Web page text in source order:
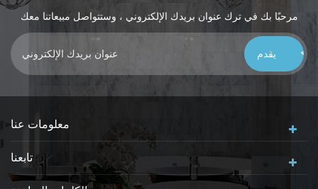
مرحبًا بك في ترك عنوان بريدك الإلكتروني ، وستتواصل مبيعاتنا معك
خلال 24 ساعة ، شكرًا لك!
معلومات عنا
تابعنا